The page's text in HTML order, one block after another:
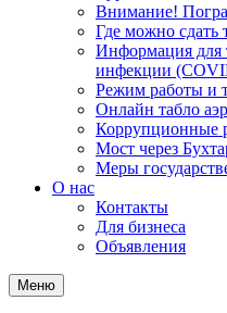
Внимание!
Где можно сдать
Информация для
инфекции
Режим работы и
Онлайн табло
Коррупционные
Мост через
Меры
О нас
Контакты
Для бизнеса
Объявления
Меню